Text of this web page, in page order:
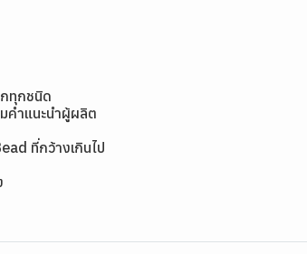
ทุกชนิด
คำแนะนำผู้ผลิต
ที่กว้างเกินไป